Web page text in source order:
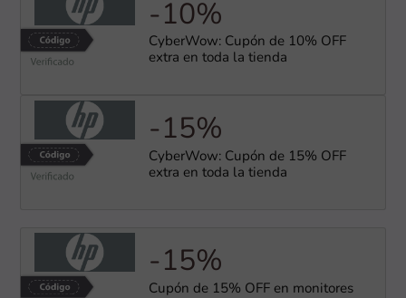
-10%
CyberWow: Cupón de 10% OFF
extra en toda la tienda
-15%
CyberWow: Cupón de 15% OFF
extra en toda la tienda
-15%
Cupón de 15% OFF en monitores